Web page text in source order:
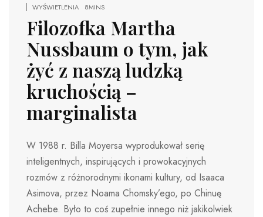
WYŚWIETLENIA 8MINS
Filozofka Martha
Nussbaum o tym, jak
żyć z naszą ludzką
kruchością –
marginalista
W 1988 r. Billa Moyersa wyprodukował serię
inteligentnych, inspirujących i prowokacyjnych
rozmów z różnorodnymi ikonami kultury, od Isaaca
Asimova, przez Noama Chomsky’ego, po Chinuę
Achebe. Było to coś zupełnie innego niż jakikolwiek